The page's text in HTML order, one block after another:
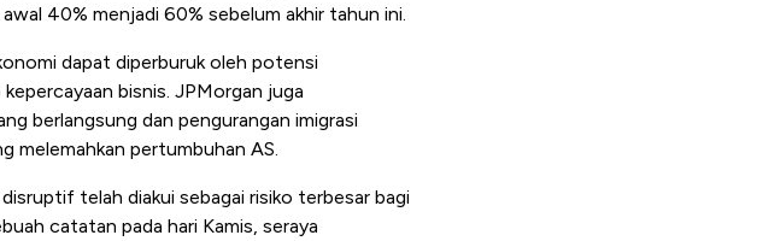
40% menjadi 60% sebelum akhir tahun ini.
dapat diperburuk oleh potensi
bisnis. JPMorgan juga
berlangsung dan pengurangan imigrasi
melemahkan pertumbuhan AS.
telah diakui sebagai risiko terbesar bagi
catatan pada hari Kamis, seraya